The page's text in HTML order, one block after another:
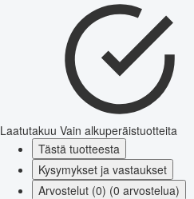
Laatutakuu Vain alkuperäistuotteita
Tästä tuotteesta
Kysymykset ja vastaukset
Arvostelut (0) (0 arvostelua)